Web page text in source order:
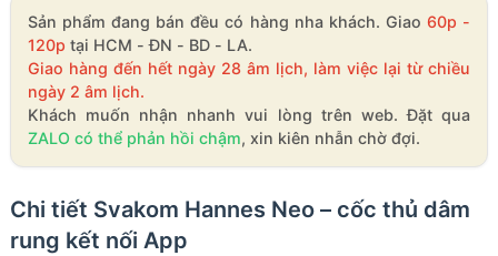
Sản phẩm đang bán đều có hàng nha khách. Giao 60p -
120p tại HCM - ĐN - BD - LA.
Giao hàng đến hết ngày 28 âm lịch, làm việc lại từ chiều
ngày 2 âm lịch.
Khách muốn nhận nhanh vui lòng trên web. Đặt qua
ZALO có thể phản hồi chậm, xin kiên nhẫn chờ đợi.
Chi tiết Svakom Hannes Neo – cốc thủ dâm
rung kết nối App